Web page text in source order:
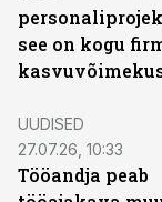
see on kogu
UUDISED
27.07.26, 10:33
Tööandja peab